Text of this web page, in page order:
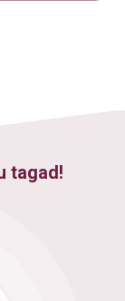
tagad!